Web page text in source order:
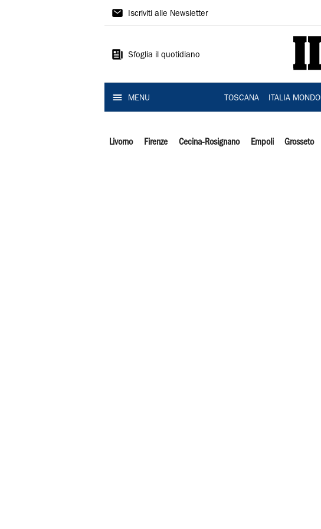
Il
Iscriviti alle Newsletter
Sfoglia il quotidiano
MENU TOSCANA ITALIA MONDO
Livorno Firenze Cecina-Rosignano Empoli Grosseto